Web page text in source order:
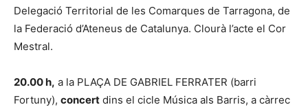
Delegació Territorial de les Comarques de Tarragona, de
la Federació d’Ateneus de Catalunya. Clourà l’acte el Cor
Mestral.
20.00 h, a la PLAÇA DE GABRIEL FERRATER (barri
Fortuny), concert dins el cicle Música als Barris, a càrrec